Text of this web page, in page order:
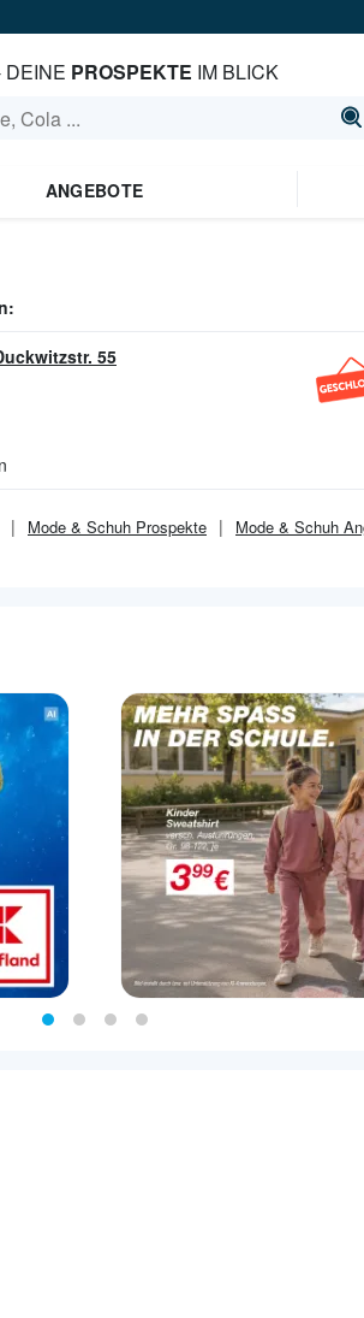
PROSPEKTE IM BLICK
ANGEBOTE
:
55
Mode & Schuh Prospekte Mode & Schuh